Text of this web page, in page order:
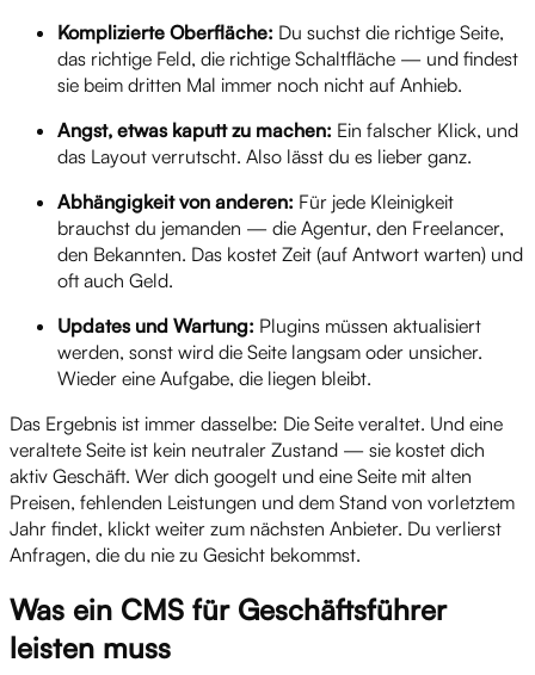
Komplizierte Oberfläche: Du suchst die richtige Seite,
das richtige Feld, die richtige Schaltfläche — und findest
sie beim dritten Mal immer noch nicht auf Anhieb.
Angst, etwas kaputt zu machen: Ein falscher Klick, und
das Layout verrutscht. Also lässt du es lieber ganz.
Abhängigkeit von anderen: Für jede Kleinigkeit
brauchst du jemanden — die Agentur, den Freelancer,
den Bekannten. Das kostet Zeit (auf Antwort warten) und
oft auch Geld.
Updates und Wartung: Plugins müssen aktualisiert
werden, sonst wird die Seite langsam oder unsicher.
Wieder eine Aufgabe, die liegen bleibt.
Das Ergebnis ist immer dasselbe: Die Seite veraltet. Und eine
veraltete Seite ist kein neutraler Zustand — sie kostet dich
aktiv Geschäft. Wer dich googelt und eine Seite mit alten
Preisen, fehlenden Leistungen und dem Stand von vorletztem
Jahr findet, klickt weiter zum nächsten Anbieter. Du verlierst
Anfragen, die du nie zu Gesicht bekommst.
Was ein CMS für Geschäftsführer
leisten muss